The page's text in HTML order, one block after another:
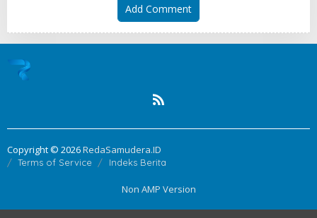
Add Comment
Copyright © 2026RedaSamudera.ID
Terms of Service Indeks Berita
Non AMP Version